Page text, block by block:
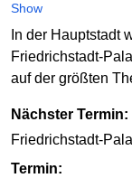
Show
In der Hauptstadt
Friedrichstadt-
auf der größten
Nächster Termin:
Friedrichstadt-
Termin: